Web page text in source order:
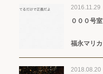
2016.11.29
０００号室
福永マリカ
2018.08.20